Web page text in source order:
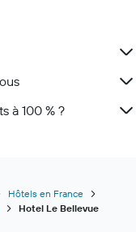
à 100 % ?
Hôtels en France
Hotel Le Bellevue